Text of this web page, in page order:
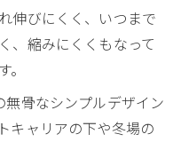
伸びにくく、いつまで
、縮みにくくもなって
骨なシンプルデザイン
キャリアの下や冬場の